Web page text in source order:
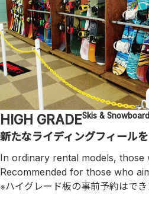
HIGH GRADESkis & Snowboard
新たなライディングフィールを
In ordinary rental models,
Recommended for those who
※ハイグレード板の事前予約はでき